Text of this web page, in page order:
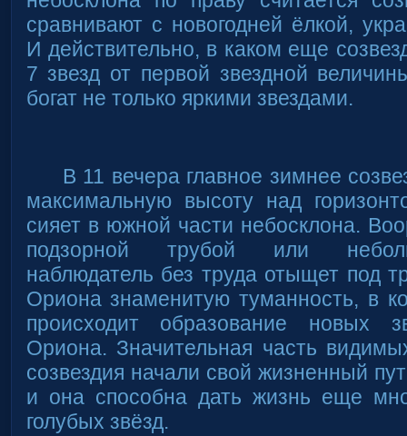
сравнивают с новогодней ёлкой,
И действительно, в каком еще
7 звезд от первой звездной
богат не только яркими звездами.
В 11 вечера главное зимнее
максимальную высоту над
сияет в южной части небосклона.
подзорной трубой или
наблюдатель без труда отыщет под
Ориона знаменитую туманность, в
происходит образование новых
Ориона. Значительная часть
созвездия начали свой жизненный
и она способна дать жизнь еще
голубых звёзд.